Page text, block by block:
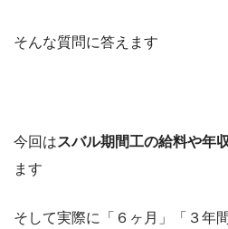
そんな質問に答えます
今回はスバル期間工の給料や年収
ます
そして実際に「６ヶ月」「３年